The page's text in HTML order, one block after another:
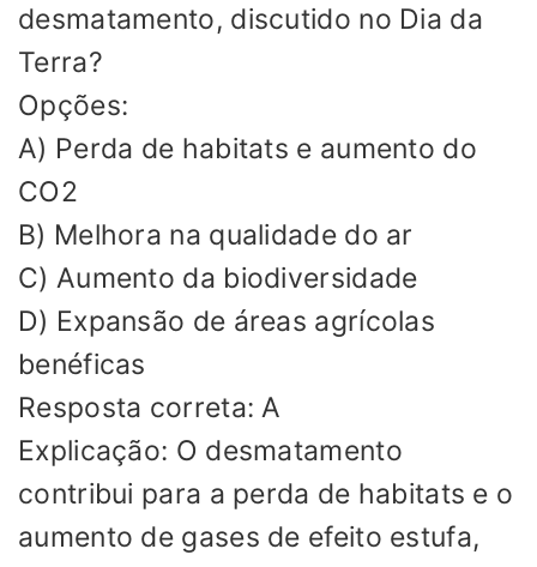
desmatamento, discutido no Dia da
Terra?
Opções:
A) Perda de habitats e aumento do
CO2
B) Melhora na qualidade do ar
C) Aumento da biodiversidade
D) Expansão de áreas agrícolas
benéficas
Resposta correta: A
Explicação: O desmatamento
contribui para a perda de habitats e o
aumento de gases de efeito estufa,